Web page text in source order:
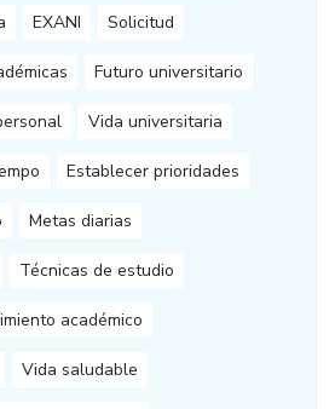
EXANI Solicitud
Futuro universitario
Vida universitaria
Establecer prioridades
Metas diarias
Técnicas de estudio
académico
Vida saludable